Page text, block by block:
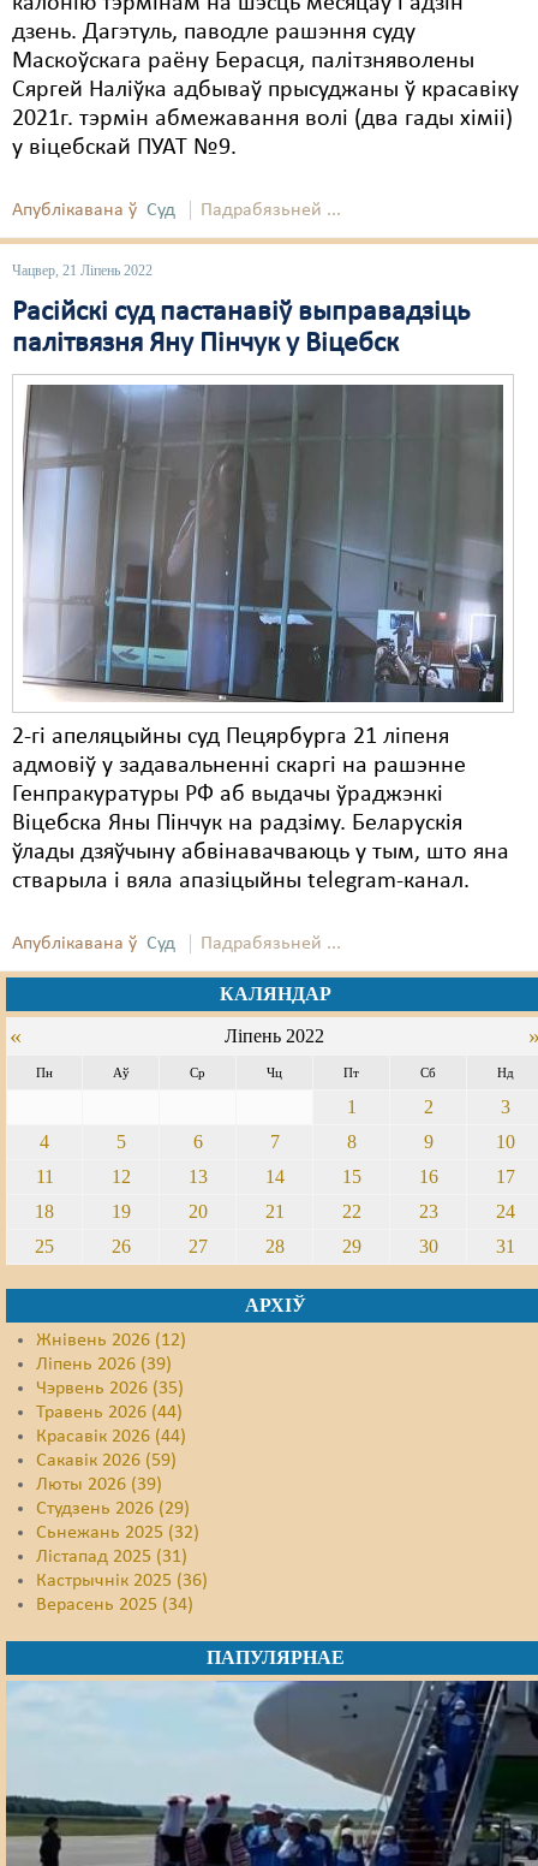
дзень. Дагэтуль, паводле рашэння суду
Маскоўскага раёну Берасця, палітзняволены
Сяргей Наліўка адбываў прысуджаны ў красавіку
2021г. тэрмін абмежавання волі (два гады хіміі)
у віцебскай ПУАТ №9.
Апублікавана ў Суд Падрабязьней ...
Чацвер, 21 Ліпень 2022
Расійскі суд пастанавіў выправадзіць
палітвязня Яну Пінчук у Віцебск
2-гі апеляцыйны суд Пецярбурга 21 ліпеня
адмовіў у задавальненні скаргі на рашэнне
Генпракуратуры РФ аб выдачы ўраджэнкі
Віцебска Яны Пінчук на радзіму. Беларускія
ўлады дзяўчыну абвінавачваюць у тым, што яна
стварыла і вяла апазіцыйны telegram-канал.
Апублікавана ў Суд Падрабязьней ...
КАЛЯНДАР
« Ліпень 2022
Пн Аў Ср Чц Пт Сб Нд
1 2
3
4
5 6 7 8 9
10
11
12 13 14 15 16
17
18
19 20 21 22 23
24
25
26 27 28 29 30 31
АРХІЎ
Жнівень 2026 (12)
Ліпень 2026 (39)
Чэрвень 2026 (35)
Травень 2026 (44)
Красавік 2026 (44)
Сакавік 2026 (59)
Люты 2026 (39)
Студзень 2026 (29)
Сьнежань 2025 (32)
Лістапад 2025 (31)
Кастрычнік 2025 (36)
Верасень 2025 (34)
ПАПУЛЯРНАЕ